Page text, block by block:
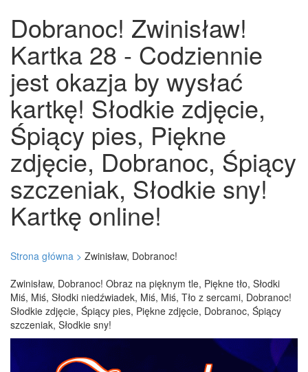
Dobranoc! Zwinisław!
Kartka 28 - Codziennie
jest okazja by wysłać
kartkę! Słodkie zdjęcie,
Śpiący pies, Piękne
zdjęcie, Dobranoc, Śpiący
szczeniak, Słodkie sny!
Kartkę online!
Strona główna > Zwinisław, Dobranoc!
Zwinisław, Dobranoc! Obraz na pięknym tle, Piękne tło, Słodki
Miś, Miś, Słodki niedźwiadek, Miś, Miś, Tło z sercami, Dobranoc!
Słodkie zdjęcie, Śpiący pies, Piękne zdjęcie, Dobranoc, Śpiący
szczeniak, Słodkie sny!